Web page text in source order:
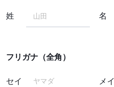
姓 名
フリガナ（全角）
セイ メイ